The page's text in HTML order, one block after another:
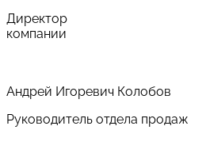
Директор
компании
Андрей Игоревич Колобов
Руководитель отдела продаж